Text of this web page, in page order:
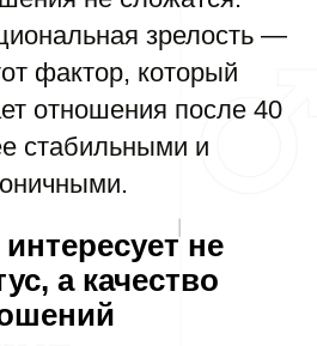
зрелость —
фактор, который
отношения после 40
стабильными и
не
а качество